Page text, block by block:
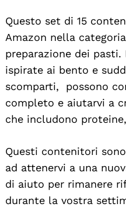
Questo set di 15
Amazon nella
preparazione dei pasti.
ispirate ai bento e
scomparti, possono
completo e aiutarvi a
che includono
Questi contenitori
ad attenervi a una
di aiuto per rimanere
durante la vostra